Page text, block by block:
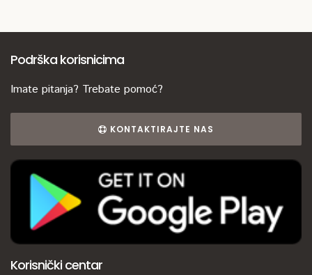
Podrška korisnicima
Imate pitanja? Trebate pomoć?
KONTAKTIRAJTE NAS
Korisnički centar